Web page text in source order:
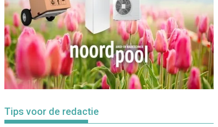
Tips voor de redactie